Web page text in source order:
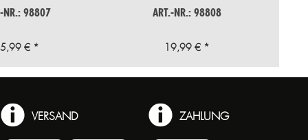
NR.: 98807
€ *
ART.-NR.: 98808
19,99 € *
VERSAND ZAHLUNG